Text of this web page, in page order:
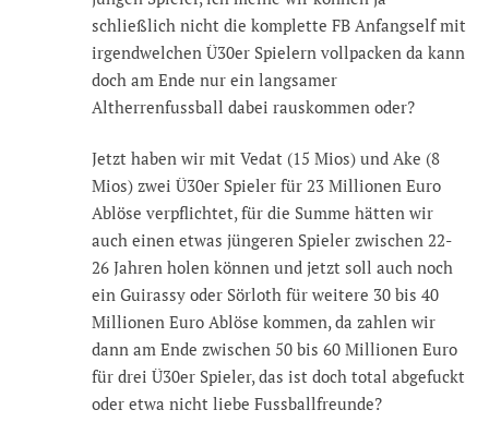
schließlich nicht die komplette FB Anfangself mit
irgendwelchen Ü30er Spielern vollpacken da kann
doch am Ende nur ein langsamer
Altherrenfussball dabei rauskommen oder?
Jetzt haben wir mit Vedat (15 Mios) und Ake (8
Mios) zwei Ü30er Spieler für 23 Millionen Euro
Ablöse verpflichtet, für die Summe hätten wir
auch einen etwas jüngeren Spieler zwischen 22-
26 Jahren holen können und jetzt soll auch noch
ein Guirassy oder Sörloth für weitere 30 bis 40
Millionen Euro Ablöse kommen, da zahlen wir
dann am Ende zwischen 50 bis 60 Millionen Euro
für drei Ü30er Spieler, das ist doch total abgefuckt
oder etwa nicht liebe Fussballfreunde?